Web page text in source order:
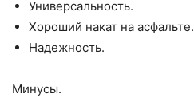
Универсальность.
Хороший накат на асфальте.
Надежность.
Минусы.